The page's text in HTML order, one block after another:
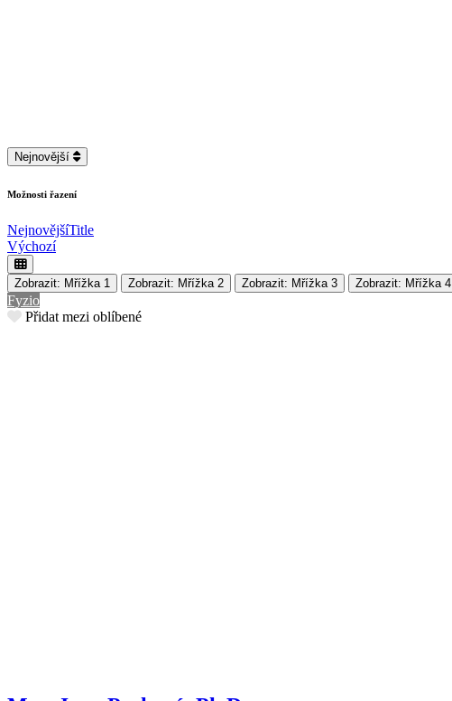
Nahrávání....
Nejnovější
Možnosti řazení
NejnovějšíTitle
Výchozí
Zobrazit: Mřížka 1 Zobrazit: Mřížka 2 Zobrazit: Mřížka 3 Zobrazit: Mřížka 4
Fyzio
Přidat mezi oblíbené